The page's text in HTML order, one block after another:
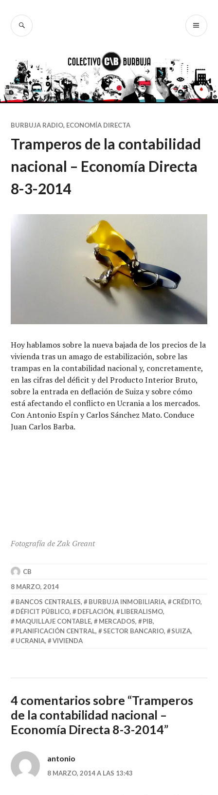
contenido
BUSCAR
BURBUJA RADIO, ECONOMÍA DIRECTA
Tramperos de la contabilidad
nacional – Economía Directa
8-3-2014
Hoy hablamos sobre la nueva bajada de los precios de la
vivienda tras un amago de estabilización, sobre las
trampas en la contabilidad nacional y, concretamente,
en las cifras del déficit y del Producto Interior Bruto,
sobre la entrada en deflación de Suiza y sobre cómo
está afectando el conflicto en Ucrania a los mercados.
Con Antonio Espín y Carlos Sánchez Mato. Conduce
Juan Carlos Barba.
Fotografía de Zak Greant
CB
8 MARZO, 2014
BANCOS CENTRALES, BURBUJA INMOBILIARIA, CRÉDITO,
DÉFICIT PÚBLICO, DEFLACIÓN, LIBERALISMO,
MAQUILLAJE CONTABLE, MERCADOS, PIB,
PLANIFICACIÓN CENTRAL, SECTOR BANCARIO, SUIZA,
UCRANIA, VIVIENDA
4 comentarios sobre “Tramperos
de la contabilidad nacional –
Economía Directa 8-3-2014”
antonio
8 MARZO, 2014 A LAS 13:43